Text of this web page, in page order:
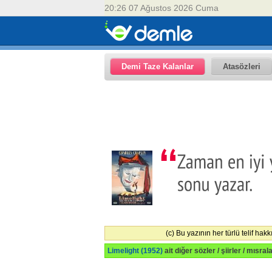
20:26 07 Ağustos 2026 Cuma
Demi Taze Kalanlar Atasözleri
(c) Bu yazının her türlü telif
Limelight (1952) ait diğer sözler / şiirler /